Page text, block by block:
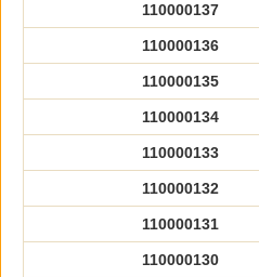
110000137
110000136
110000135
110000134
110000133
110000132
110000131
110000130